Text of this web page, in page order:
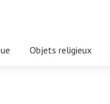
Objets religieux